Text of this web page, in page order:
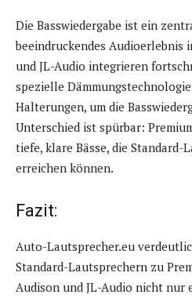
Die Basswiedergabe ist ein
beeindruckendes Audioerlebnis
und JL-Audio integrieren
spezielle
Halterungen, um die
Unterschied ist spürbar:
tiefe, klare Bässe, die
erreichen können.
Fazit:
Auto-Lautsprecher.eu
Standard-Lautsprechern zu
Audison und JL-Audio nicht